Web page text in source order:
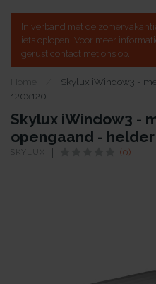
In verband met de
iets oplopen. Voor meer
gerust contact met ons op.
Home
Skylux iWindow3 -
120x120
Skylux iWindow3 -
opengaand - helder
SKYLUX (0)